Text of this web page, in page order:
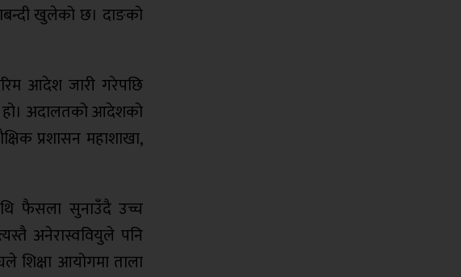
खुलेको छ। दाङको
आदेश जारी गरेपछि
हो। अदालतको आदेशको
प्रशासन महाशाखा,
फैसला सुनाउँदै उच्च
अनेरास्ववियुले पनि
शिक्षा आयोगमा ताला